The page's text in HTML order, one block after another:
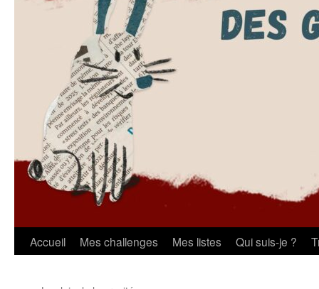
Aller
Accueil Mes challenges Mes listes Qui suis-je ?